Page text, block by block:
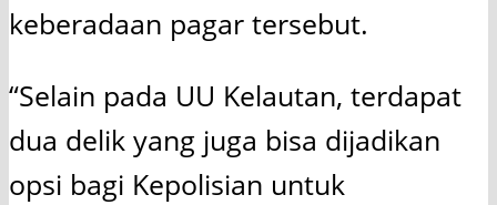
keberadaan pagar tersebut.
“Selain pada UU Kelautan, terdapat
dua delik yang juga bisa dijadikan
opsi bagi Kepolisian untuk